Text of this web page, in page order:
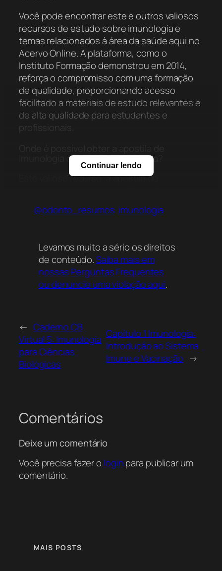
Você pode encontrar este e outros valiosos
recursos de estudo sobre imunologia e
temas relacionados à área da saúde aqui no
Acervo Online. A plataforma, como o
Instituto Formação demonstrou em 2014,
reforça o compromisso com uma formação
de qualidade, proporcionando acesso
facilitado a materiais de estudo relevantes e
de alta qualidade para estudantes e
profissionais.
Imunologia da Profa. Emille Sousa?
Este valioso recurso, a apostila de
Sousa, é acessível por meio deste post no
Acervo Online. O material reflete a dedicação
diferença na aprendizagem, contribuindo
significativamente para a formação de
profissionais capacitados e confiantes na
área da enfermagem.
Continuar lendo
@odonto_resumos imunologia
Levamos muito a sério os direitos
de conteúdo.Saiba mais em
nossas Perguntas Frequentes
ou denuncie uma violação aqui.
← Caderno CB
Virtual 5: Imunologia
para Ciências
Biológicas
Capítulo 1 Imunologia:
Introdução ao Sistema
Imune e Vacinação →
Comentários
Deixe um comentário
Você precisa fazer o loginpara publicar um
comentário.
MAIS POSTS